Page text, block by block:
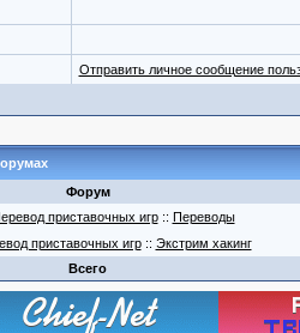
Отправить личное сообщение
Форум
приставочных игр:: Переводы
приставочных игр:: Экстрим хакинг
Всего